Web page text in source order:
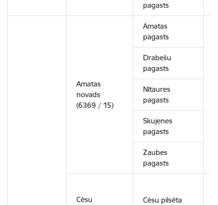
pagasts
Amatas
novads
(6369 / 15)
Amatas
pagasts
Drabešu
pagasts
Nītaures
pagasts
Skujenes
pagasts
Zaubes
pagasts
Cēsu
Cēsu pilsēta